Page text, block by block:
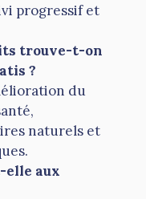
progressif et
trouve-t-on
?
du
naturels et
elle aux